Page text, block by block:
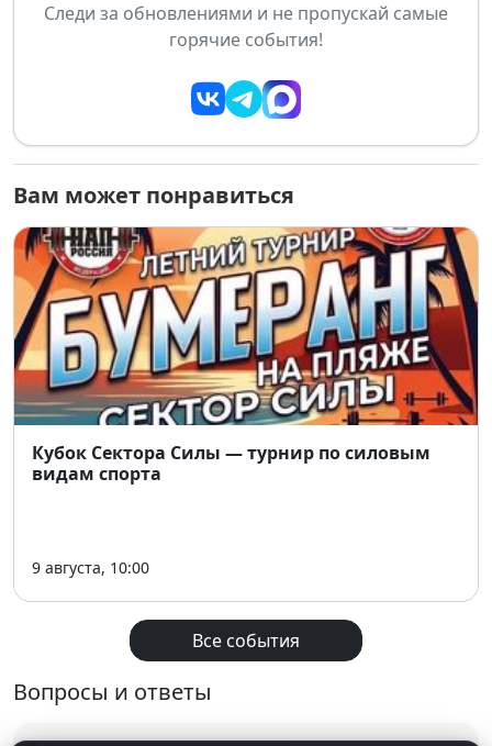
🌊 Пляж, солнце, летний вайб и отличная компания.
тренировке, можно приехать ради музыки, кофе и
атмосферы. Поддерживайте спортсменов,
отдыхайте на пляже и оставайтесь на дневной рейв
📍 Место: Парк отдыха «Звезда», Новосибирск
📅 Дата: 12 июля 2026 года
⏰ Сбор участников: 10:30
🏋️ Старт тренировки: 11:00
🎁 Розыгрыш призов: 11:30
🎧 Пляжный рейв CODE.383: с 12:00
🎟 Стоимость участия: 500 ₽
📩 Запись и вопросы: в личные сообщения
организаторов мероприятия.
Следи за обновлениями и не пропускай самые
горячие события!
Вам может понравиться
Кубок Сектора Силы — турнир по силовым
видам спорта
9 августа, 10:00
Все события
Вопросы и ответы